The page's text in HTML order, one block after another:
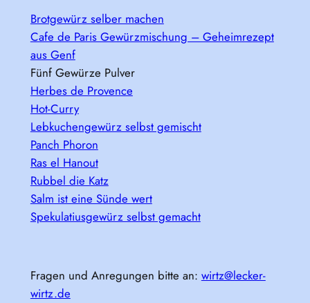
Brotgewürz selber machen
Cafe de Paris Gewürzmischung – Geheimrezept
aus Genf
Fünf Gewürze Pulver
Herbes de Provence
Hot-Curry
Lebkuchengewürz selbst gemischt
Panch Phoron
Ras el Hanout
Rubbel die Katz
Salm ist eine Sünde wert
Spekulatiusgewürz selbst gemacht
Fragen und Anregungen bitte an: wirtz@lecker-
wirtz.de